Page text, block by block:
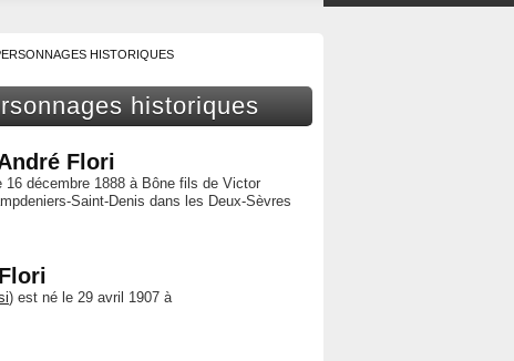
HISTORIQUES
historiques
Flori
décembre 1888 à Bône fils de Victor
Saint-Denis dans les Deux-Sèvres
) est né le 29 avril 1907 à